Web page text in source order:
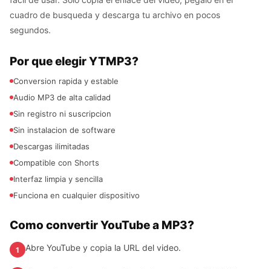
cuadro de busqueda y descarga tu archivo en pocos
segundos.
Por que elegir YTMP3?
Conversion rapida y estable
Audio MP3 de alta calidad
Sin registro ni suscripcion
Sin instalacion de software
Descargas ilimitadas
Compatible con Shorts
Interfaz limpia y sencilla
Funciona en cualquier dispositivo
Como convertir YouTube a MP3?
1 Abre YouTube y copia la URL del video.